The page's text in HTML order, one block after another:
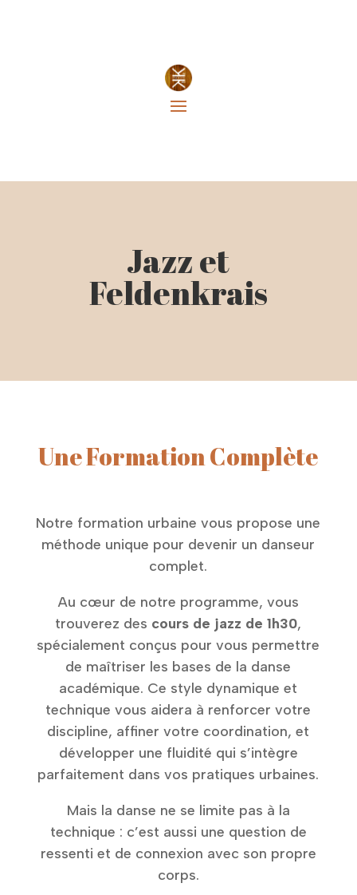
Jazz et
Feldenkrais
Une Formation Complète
Notre formation urbaine vous propose une
méthode unique pour devenir un danseur
complet.
Au cœur de notre programme, vous
trouverez des cours de jazz de 1h30,
spécialement conçus pour vous permettre
de maîtriser les bases de la danse
académique. Ce style dynamique et
technique vous aidera à renforcer votre
discipline, affiner votre coordination, et
développer une fluidité qui s’intègre
parfaitement dans vos pratiques urbaines.
Mais la danse ne se limite pas à la
technique : c’est aussi une question de
ressenti et de connexion avec son propre
corps.